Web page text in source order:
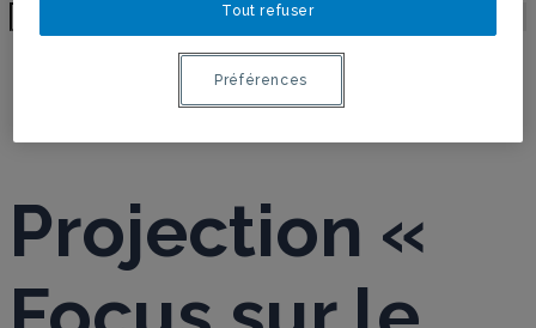
BLOGUE
Projection «
Tout refuser
Préférences